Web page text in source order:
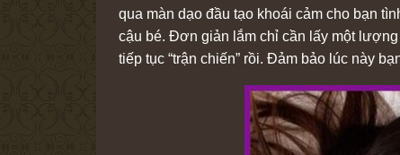
qua màn dạo đầu tạo khoái cảm cho bạn
cậu bé. Đơn giản lắm chỉ cần lấy một
tiếp tục “trận chiến” rồi. Đảm bảo lúc này